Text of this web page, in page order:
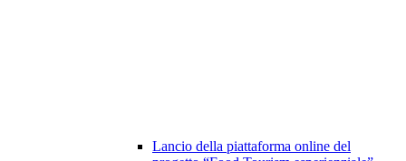
Lancio della piattaforma online del